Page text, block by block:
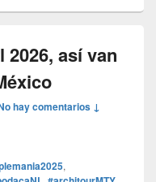
2026, así van
hay comentarios ↓
,